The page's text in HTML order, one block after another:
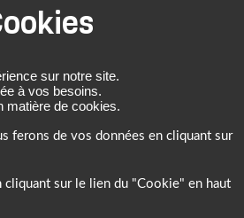
sur notre site.
à vos besoins.
matière de cookies.
ferons de vos données en cliquant sur
sur le lien du "Cookie" en haut